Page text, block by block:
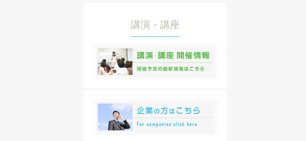
講演・講座